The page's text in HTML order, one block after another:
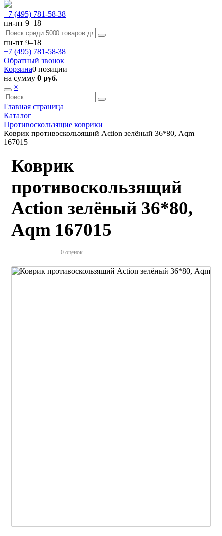
+7 (495) 781-58-38
пн-пт 9–18
пн-пт 9–18
+7 (495) 781-58-38
Обратный звонок
Корзина0 позиций
на сумму 0 руб.
×
Главная страница
Каталог
Противоскользящие коврики
Коврик противоскользящий Action зелёный 36*80, Aqm
167015
Коврик
противоскользящий
Action зелёный 36*80,
Aqm 167015
0 оценок